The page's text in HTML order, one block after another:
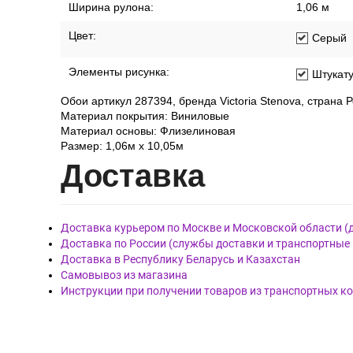
Ширина рулона: 1,06 м
Цвет: Серый
Элементы рисунка:
Обои артикул 287394, бренда Victoria Stenova, страна
Материал покрытия: Виниловые
Материал основы: Флизелиновая
Размер: 1,06м х 10,05м
Доставка
Доставка курьером по Москве и Московской области
Доставка по России (службы доставки и
Доставка в Республику Беларусь и Казахстан
Самовывоз из магазина
Инструкции при получении товаров из транспортных